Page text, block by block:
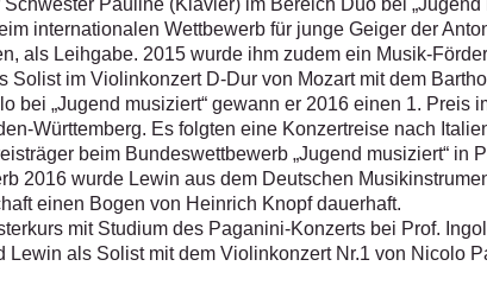
Pauline (Klavier) im Bereich Duo bei
internationalen Wettbewerb für junge Geiger der
als Leihgabe. 2015 wurde ihm zudem ein Musik-
Solist im Violinkonzert D-Dur von Mozart mit dem
bei „Jugend musiziert“ gewann er 2016 einen 1.
Württemberg. Es folgten eine Konzertreise nach
beim Bundeswettbewerb „Jugend musiziert“
2016 wurde Lewin aus dem Deutschen
einen Bogen von Heinrich Knopf dauerhaft.
mit Studium des Paganini-Konzerts bei Prof.
Lewin als Solist mit dem Violinkonzert Nr.1 von Nicolo